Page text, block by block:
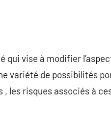
qui vise à modifier
variété de possibilités
les risques associés à